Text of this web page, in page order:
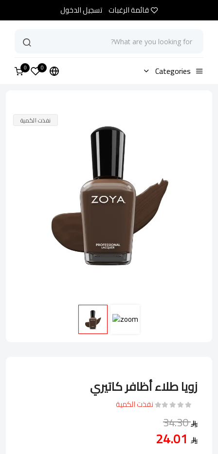
قائمة الرغبات تسجيل الدخول
Categories
0
0 الرئيسية زويا طلاء أظافر كاتيري
نفذت الكمية
زويا طلاء أظافر كاتيري
نفذت الكمية
34.30